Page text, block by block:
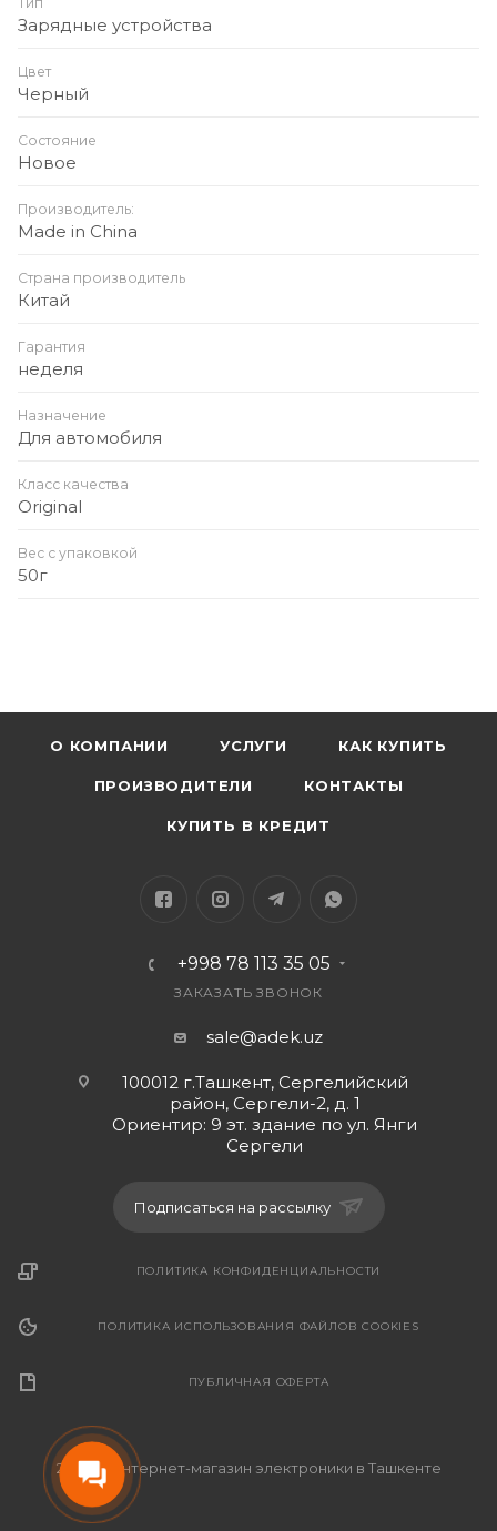
Воспроизведение музыки с телефона,
флешки или карты памяти
Передача звука на FM-частоту
Функция громкой связи (Hands-Free)
Дисплей: LED-индикатор частоты и напряжения
поддержка быстрой зарядки, компактный и
стильный дизайн, совместимость с любыми авто
Зарядные устройства
Цвет
Черный
Состояние
Новое
Производитель:
Made in China
Страна производитель
Китай
Гарантия
неделя
Назначение
Для автомобиля
Класс качества
Original
Вес с упаковкой
50г
О КОМПАНИИ УСЛУГИ КАК КУПИТЬ
ПРОИЗВОДИТЕЛИ КОНТАКТЫ
КУПИТЬ В КРЕДИТ
+998 78 113 35 05
ЗАКАЗАТЬ ЗВОНОК
sale@adek.uz
100012 г.Ташкент, Сергелийский
район, Сергели-2, д. 1
Ориентир: 9 эт. здание по ул. Янги
Сергели
Подписаться на рассылку
ПОЛИТИКА КОНФИДЕНЦИАЛЬНОСТИ
ПОЛИТИКА ИСПОЛЬЗОВАНИЯ ФАЙЛОВ COOKIES
ПУБЛИЧНАЯ ОФЕРТА
2026 © Интернет-магазин электроники в Ташкенте